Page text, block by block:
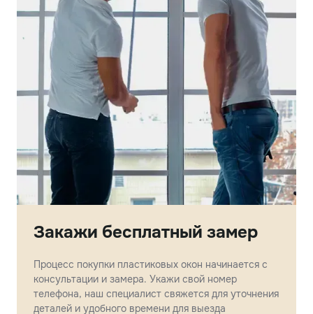
Закажи бесплатный замер
Процесс покупки пластиковых окон начинается с
консультации и замера. Укажи свой номер
телефона, наш специалист свяжется для уточнения
деталей и удобного времени для выезда